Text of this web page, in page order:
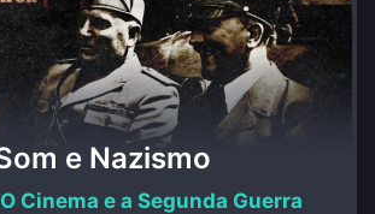
e Nazismo
O Cinema e a Segunda Guerra